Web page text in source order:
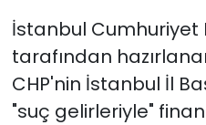
İstanbul Cumhuriyet
tarafından
CHP'nin İstanbul İl
"suç gelirleriyle"